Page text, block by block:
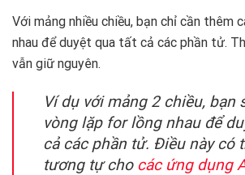
Với mảng nhiều chiều, bạn chỉ cần thêm
nhau để duyệt qua tất cả các phần tử.
vẫn giữ nguyên.
Ví dụ với mảng 2 chiều, bạn
vòng lặp for lồng nhau để
cả các phần tử. Điều này có
tương tự cho các ứng dụng